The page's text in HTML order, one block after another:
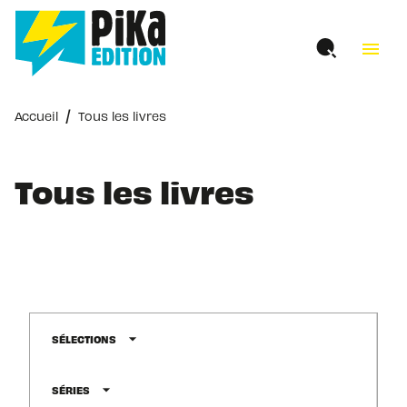
MENU RECHERCHE
PIED DE PAGE
menu
Accueil / Tous les livres
Tous les livres
SÉLECTIONS arrow_drop_down
SÉRIES arrow_drop_down